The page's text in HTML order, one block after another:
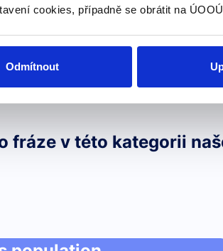
cookies, případně se obrátit na
Odmítnout
Detail
fráze v této kategorii